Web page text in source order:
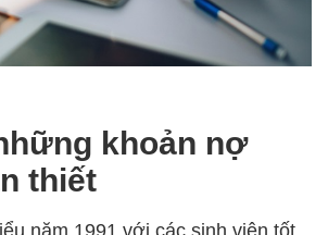
khoản nợ
thiết
năm 1991 với các sinh viên tốt